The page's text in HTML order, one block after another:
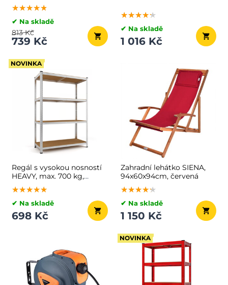
★★★★★
★★★★★
★★★★★
✔ Na skladě
739 Kč
813 Kč
★★★★★
★★★★★
★★★★★
✔ Na skladě
1 016 Kč
NOVINKA
Regál s vysokou nosností
HEAVY, max. 700 kg,
90x40x160cm, stříbrná
★★★★★
★★★★★
★★★★★
✔ Na skladě
698 Kč
Zahradní lehátko SIENA,
94x60x94cm, červená
★★★★★
★★★★★
★★★★★
✔ Na skladě
1 150 Kč
NOVINKA